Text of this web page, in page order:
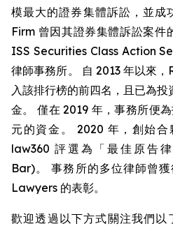
模最大的證券集體訴訟，並成
Firm 曾因其證券集體訴訟案件
ISS Securities Class Action
律師事務所。 自 2013 年以來
入該排行榜的前四名，且已為
金。 僅在 2019 年，事務所便
元的資金。 2020 年，創始
law360 評選為「最佳原告
Bar)。 事務所的多位律師曾
Lawyers 的表彰。
歡迎透過以下方式關注我們